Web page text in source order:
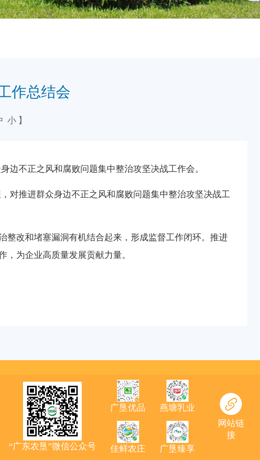
作总结会
小 】
边不正之风和腐败问题集中整治攻坚决战工作会。
对推进群众身边不正之风和腐败问题集中整治攻坚决战工
整改和堵塞漏洞有机结合起来，形成监督工作闭环。推进
为企业高质量发展贡献力量。
“广东农垦”微信公众号
广垦优品
佳鲜农庄
燕塘乳业
广垦臻享
网站链
接